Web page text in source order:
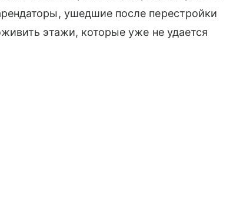
ушедшие после перестройки
этажи, которые уже не удается